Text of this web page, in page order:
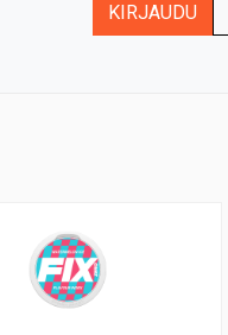
KIRJAUDU